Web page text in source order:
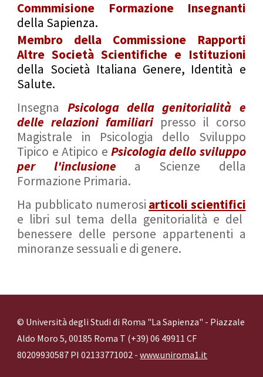
Commmisione Formazione Insegnanti
della Sapienza.
Membro della Commissione Rapporti
Altre Società Scientifiche e Istituzioni
della Società Italiana Genere, Identità e
Salute.
Insegna Psicologa della genitorialità e
delle relazioni familiaripresso il corso
Magistrale in Psicologia dello Sviluppo
Tipico e Atipico e Psicologia dello sviluppo
per l'inclusione a Scienze della
Formazione Primaria.
Ha pubblicato numerosi articoli scientifici
e libri sul tema della genitorialità e del
benessere delle persone appartenenti a
minoranze sessuali e di genere.
© Università degli Studi di Roma "La Sapienza" - Piazzale
Aldo Moro 5, 00185 Roma T (+39) 06 49911 CF
80209930587 PI 02133771002 -www.uniroma1.it